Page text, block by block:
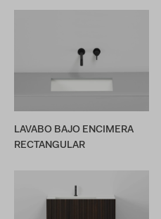
LAVABO BAJO ENCIMERA
RECTANGULAR